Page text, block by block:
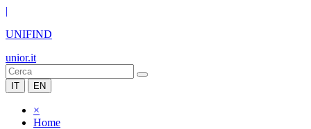
|
UNIFIND
unior.it
IT EN
×
Home